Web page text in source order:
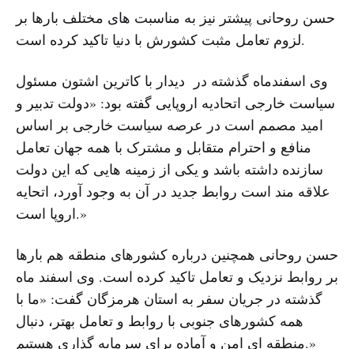
حسن روحانی پیشتر نیز به مناسبت های مختلف بارها بر
لزوم تعامل مثبت کشورش با دنیا تاکید کرده است.
وی اسفندماه گذشته در دیدار با کاترین اشتون مسئول
سیاست خارجی اتحادیه اروپایی گفته بود: «دولت تدبیر و
امید مصمم است در عرصه سیاست خارجی بر اساس
منافع و احترام متقابل و مشترک با همه جهان تعامل
سازنده داشته باشد و یکی از زمینه هایی که این دولت
علاقه مند است روابط جدید در آن به وجود آورد، اتحایه
اروپا است.»
حسن روحانی همچنین درباره کشورهای منطقه هم بارها
بر روابط نزدیک و تعامل تاکید کرده است. وی اسفند ماه
گذشته در جریان سفر به استان هرمزگان گفت: «ما با
همه کشورهای جنوبی با روابط و تعامل بهتر، دنبال
منطقه ای امن و آماده برای سرمایه گذاری هستیم.»